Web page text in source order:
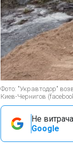
Фото: "Укравтодор"
Киев-Чернигов
Не
Google